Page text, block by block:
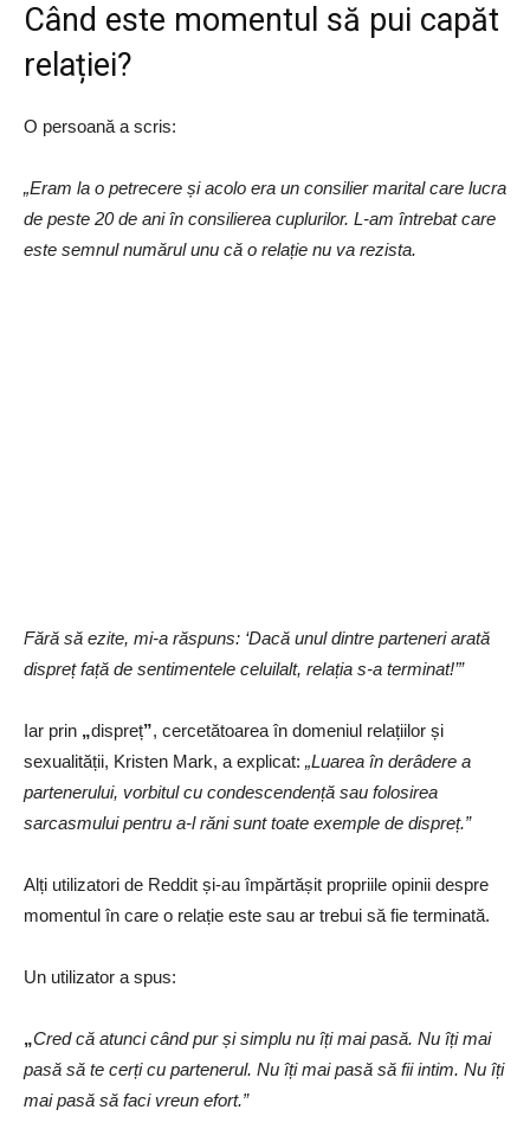
Când este momentul să pui capăt
relației?
O persoană a scris:
„Eram la o petrecere și acolo era un consilier marital care lucra
de peste 20 de ani în consilierea cuplurilor. L-am întrebat care
este semnul numărul unu că o relație nu va rezista.
Fără să ezite, mi-a răspuns: ‘Dacă unul dintre parteneri arată
dispreț față de sentimentele celuilalt, relația s-a terminat!’”
Iar prin „dispreț”, cercetătoarea în domeniul relațiilor și
sexualității, Kristen Mark, a explicat: „Luarea în derâdere a
partenerului, vorbitul cu condescendență sau folosirea
sarcasmului pentru a-l răni sunt toate exemple de dispreț.”
Alți utilizatori de Reddit și-au împărtășit propriile opinii despre
momentul în care o relație este sau ar trebui să fie terminată.
Un utilizator a spus:
„Cred că atunci când pur și simplu nu îți mai pasă. Nu îți mai
pasă să te cerți cu partenerul. Nu îți mai pasă să fii intim. Nu îți
mai pasă să faci vreun efort.”